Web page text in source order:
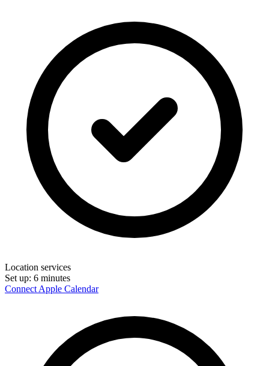
Location services
Set up: 6 minutes
Connect Apple Calendar